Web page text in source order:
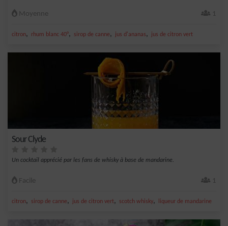
Moyenne 1
citron, rhum blanc 40°, sirop de canne, jus d'ananas, jus de citron vert
Sour Clyde
Un cocktail apprécié par les fans de whisky à base de mandarine.
Facile 1
citron, sirop de canne, jus de citron vert, scotch whisky, liqueur de mandarine